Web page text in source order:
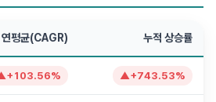
연평균(CAGR) 누적 상승률
+ 103.56% ▲+743.53%